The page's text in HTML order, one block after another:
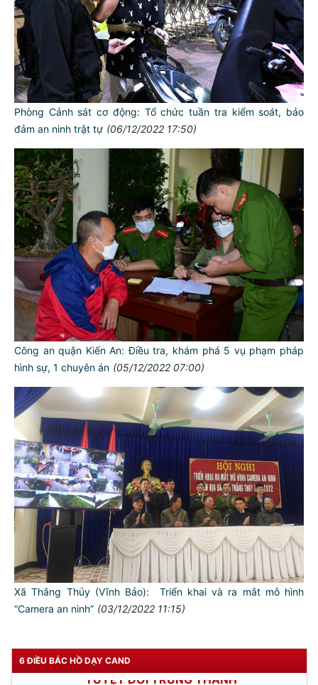
Phòng Cảnh sát cơ động: Tổ chức tuần tra kiểm soát, bảo
đảm an ninh trật tự (06/12/2022 17:50)
Công an quận Kiến An: Điều tra, khám phá 5 vụ phạm pháp
hình sự, 1 chuyên án (05/12/2022 07:00)
Xã Thắng Thủy (Vĩnh Bảo): Triển khai và ra mắt mô hình
“Camera an ninh” (03/12/2022 11:15)
6 ĐIỀU BÁC HỒ DẠY CAND
TƯ CÁCH
NGƯỜI CÔNG AN CÁCH MỆNH LÀ:
Đối với tự mình, phải
CẦN, KIỆM, LIÊM, CHÍNH
Đối với đồng sự, phải
THÂN ÁI GIÚP ĐỠ
Đối với chính phủ, phải
Đối với nhân dân, phải